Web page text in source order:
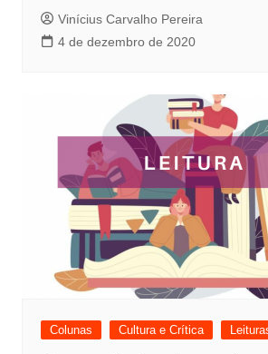
Vinícius Carvalho Pereira
4 de dezembro de 2020
Colunas Cultura e Crítica